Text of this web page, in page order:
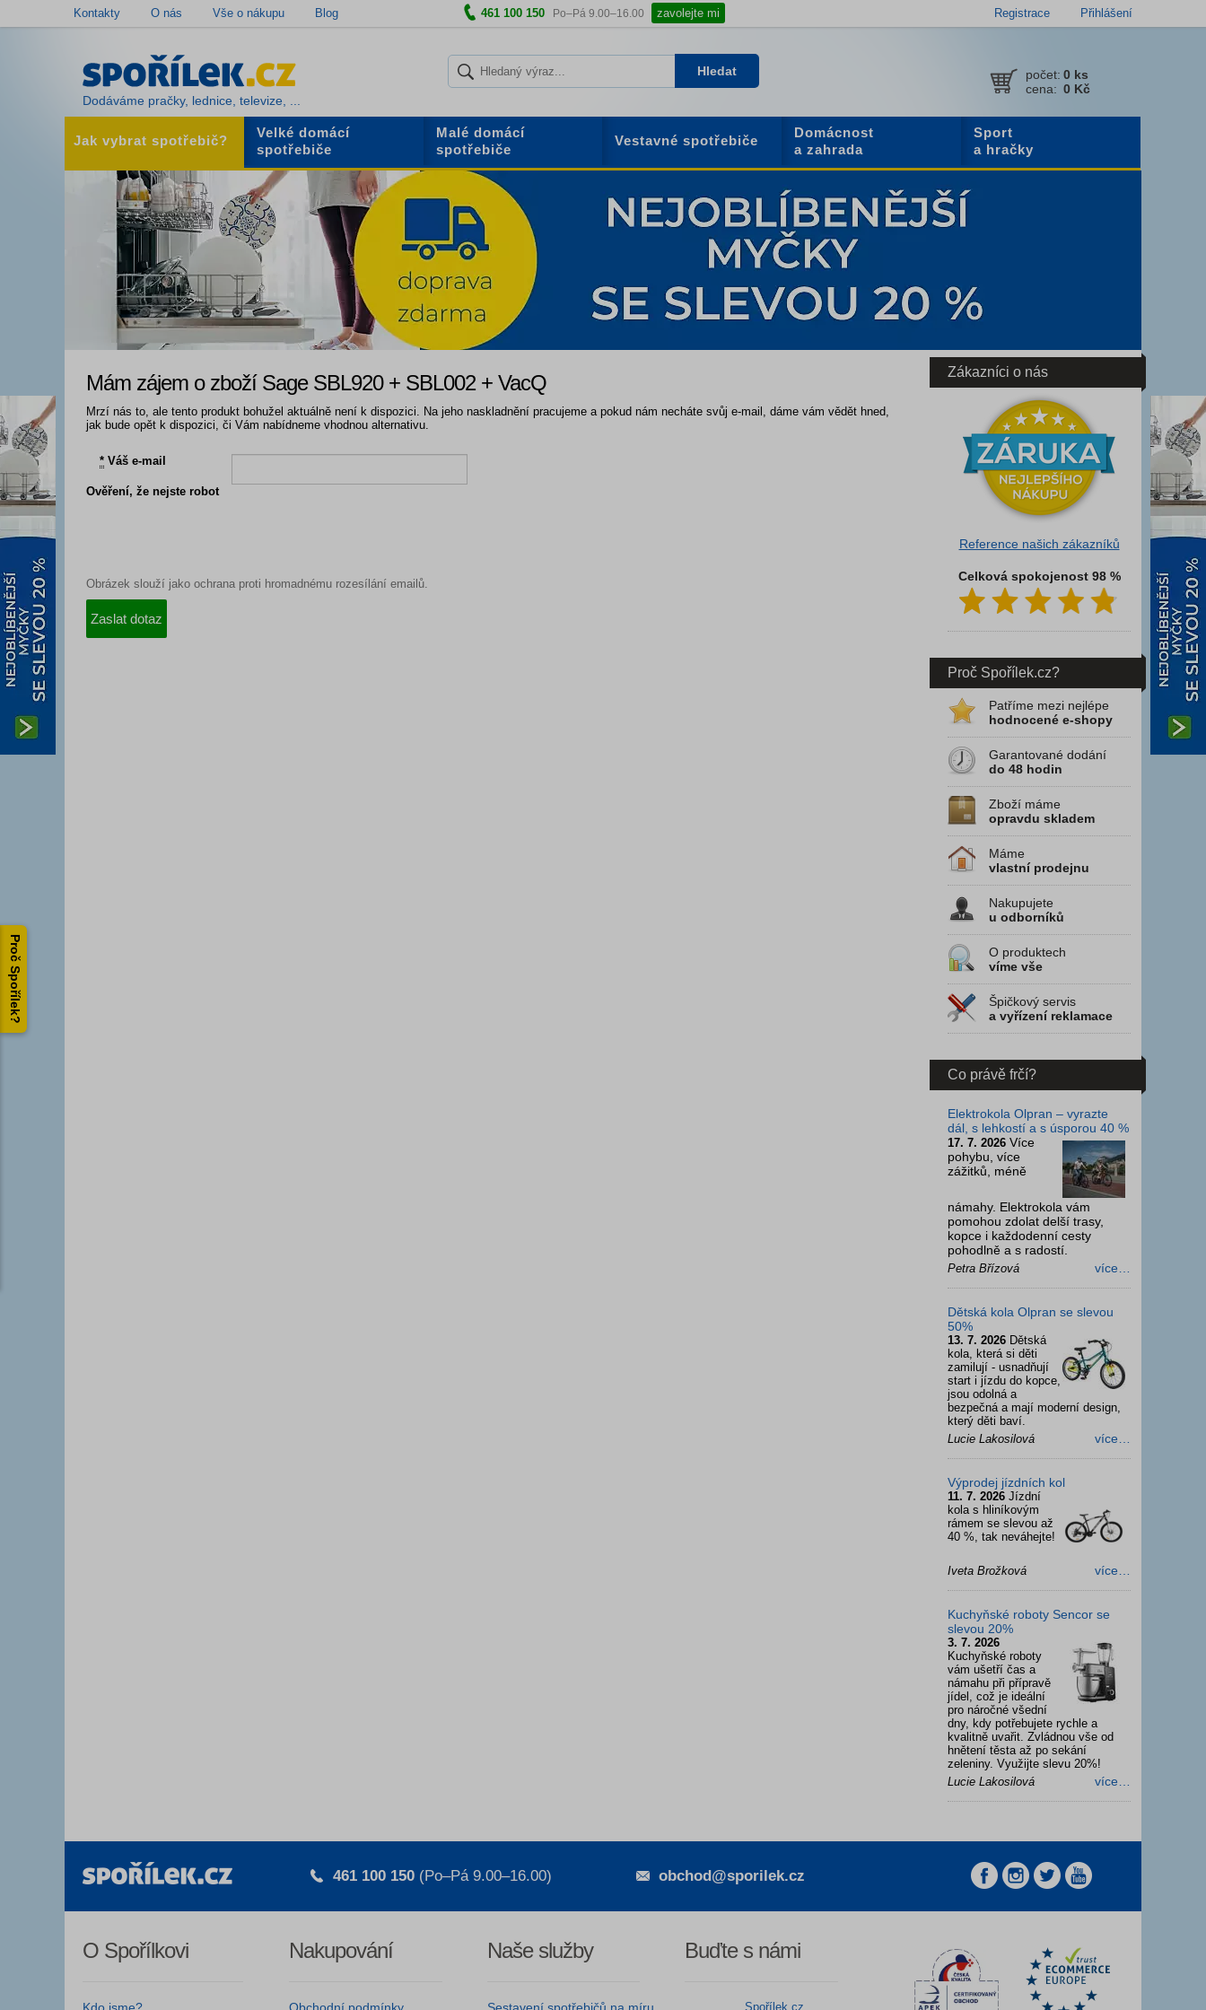
Proč Spořílek?
Kontakty O nás Vše o nákupu Blog 461 100 150 Po–Pá 9.00–16.00 zavolejte mi Registrace Přihlášení
Dodáváme pračky, lednice, televize, ...
počet: 0 ks
cena: 0 Kč
Hledat
Jak vybrat spotřebič?
Velké domácí
spotřebiče
Malé domácí
spotřebiče
Vestavné spotřebiče
Domácnost
a zahrada
Sport
a hračky
Mám zájem o zboží Sage SBL920 + SBL002 + VacQ
Mrzí nás to, ale tento produkt bohužel aktuálně není k dispozici. Na jeho naskladnění pracujeme a pokud nám necháte svůj e-mail, dáme vám vědět hned,
jak bude opět k dispozici, či Vám nabídneme vhodnou alternativu.
* Váš e-mail
Ověření, že nejste robot
Obrázek slouží jako ochrana proti hromadnému rozesílání emailů.
Zákazníci o nás
Reference našich zákazníků
Celková spokojenost 98 %
Proč Spořílek.cz?
Patříme mezi nejlépe
hodnocené e-shopy
Garantované dodání
do 48 hodin
Zboží máme
opravdu skladem
Máme
vlastní prodejnu
Nakupujete
u odborníků
O produktech
víme vše
Špičkový servis
a vyřízení reklamace
Co právě frčí?
Elektrokola Olpran – vyrazte
dál, s lehkostí a s úsporou 40 %
17. 7. 2026 Více
pohybu, více
zážitků, méně
námahy. Elektrokola vám
pomohou zdolat delší trasy,
kopce i každodenní cesty
pohodlně a s radostí.
Petra Břízová více…
Dětská kola Olpran se slevou
50%
13. 7. 2026 Dětská
kola, která si děti
zamilují - usnadňují
start i jízdu do kopce,
jsou odolná a
bezpečná a mají moderní design,
který děti baví.
Lucie Lakosilová
více…
Výprodej jízdních kol
11. 7. 2026 Jízdní
kola s hliníkovým
rámem se slevou až
40 %, tak neváhejte!
Iveta Brožková více…
Kuchyňské roboty Sencor se
slevou 20%
3. 7. 2026
Kuchyňské roboty
vám ušetří čas a
námahu při přípravě
jídel, což je ideální
pro náročné všední
dny, kdy potřebujete rychle a
kvalitně uvařit. Zvládnou vše od
hnětení těsta až po sekání
zeleniny. Využijte slevu 20%!
Lucie Lakosilová
více…
461 100 150 (Po–Pá 9.00–16.00) obchod@sporilek.cz
O Spořílkovi Nakupování Naše služby Buďte s námi
Spořílek.cz